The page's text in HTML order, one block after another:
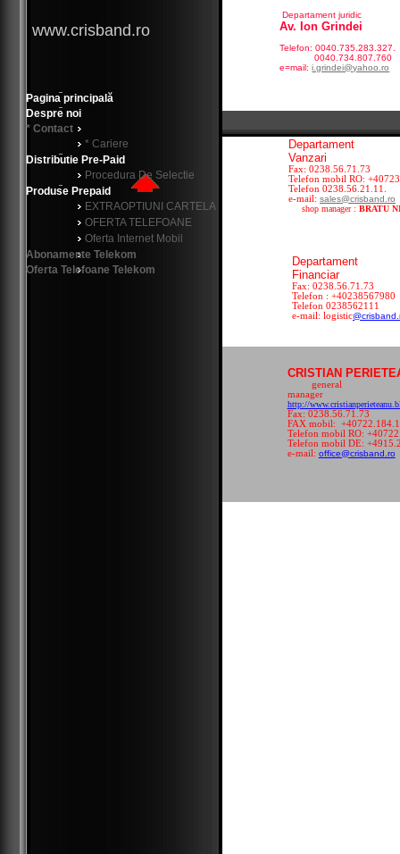
www.crisband.ro
Departament
Financiar
Fax:
Telefon : +40238567980
Telefon 0238562111
e-mail: logistic
Departament
Fax:
Telefon mobil RO:
Telefon 0238.56.21.11.
e-mail: sales@crisband.ro
shop manager : BRATU
CRISTIAN
general
http://
Fax:
FAX mobil:
Telefon mobil RO:
Telefon mobil DE:
e-mail: office@crisband.ro
Departament juridic
Av. Ion Grindei
Telefon: 0040.735.283.327.
0040.734.807.760
e=mail:i.grindei@yahoo.ro
Pagina principală
Despre noi
* Contact
* Cariere
Distributie Pre-Paid
Procedura De Selectie
Produse Prepaid
EXTRAOPTIUNI CARTELA
OFERTA TELEFOANE
Oferta Internet Mobil
Abonamente Telekom
Oferta Telefoane Telekom